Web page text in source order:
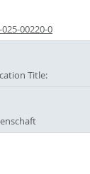
00220-0
Title: